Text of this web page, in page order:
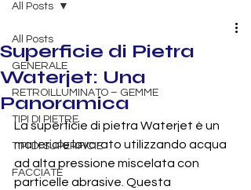
All Posts
GENERALE
RETROILLUMINATO – GEMME
TIPI DI PIETRE
TIPI DI SUPERFICIE
FACCIATE
All Posts
Superficie di Pietra
Waterjet: Una
Panoramica
La superficie di pietra Waterjet è un
materiale lavorato utilizzando acqua
ad alta pressione miscelata con
particelle abrasive. Questa